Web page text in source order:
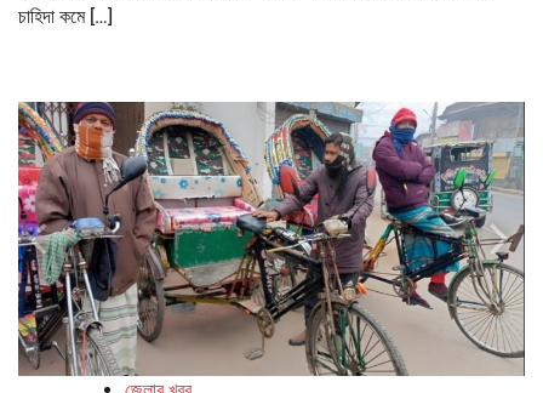
চাহিদা কমে […]